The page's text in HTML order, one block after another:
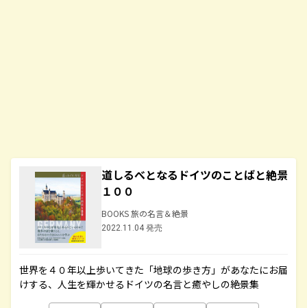
道しるべとなるドイツのことばと絶景
１００
BOOKS 旅の名言＆絶景
2022.11.04 発売
世界を４０年以上歩いてきた「地球の歩き方」があなたにお届
けする、人生を輝かせるドイツの名言と癒やしの絶景集